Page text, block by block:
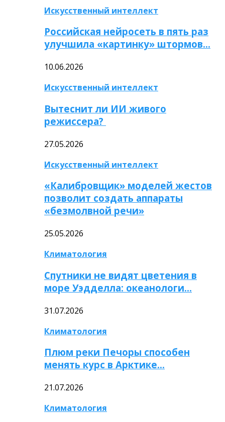
Искусственный интеллект
Российская нейросеть в пять раз
улучшила «картинку» штормов…
10.06.2026
Искусственный интеллект
Вытеснит ли ИИ живого
режиссера?
27.05.2026
Искусственный интеллект
«Калибровщик» моделей жестов
позволит создать аппараты
«безмолвной речи»
25.05.2026
Климатология
Спутники не видят цветения в
море Уэдделла: океанологи…
31.07.2026
Климатология
Плюм реки Печоры способен
менять курс в Арктике…
21.07.2026
Климатология